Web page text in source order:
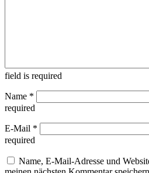
field is required
Name *
required
E-Mail *
required
Name, E-Mail-Adresse und